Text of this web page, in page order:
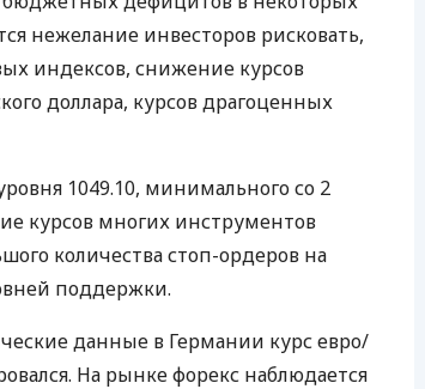
нежелание инвесторов рисковать,
индексов, снижение курсов
доллара, курсов драгоценных
1049.10, минимального со 2
курсов многих инструментов
количества стоп-ордеров на
поддержки.
данные в Германии курс евро/
На рынке форекс наблюдается